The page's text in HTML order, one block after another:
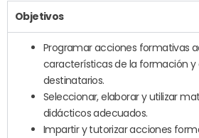
Objetivos
Programar acciones formativas
características de la formación y
destinatarios.
Seleccionar, elaborar y utilizar
didácticos adecuados.
Impartir y tutorizar acciones